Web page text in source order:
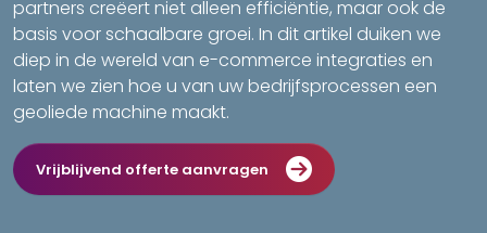
partners creëert niet alleen efficiëntie, maar ook de
basis voor schaalbare groei. In dit artikel duiken we
diep in de wereld van e-commerce integraties en
laten we zien hoe u van uw bedrijfsprocessen een
geoliede machine maakt.
Vrijblijvend offerte aanvragen